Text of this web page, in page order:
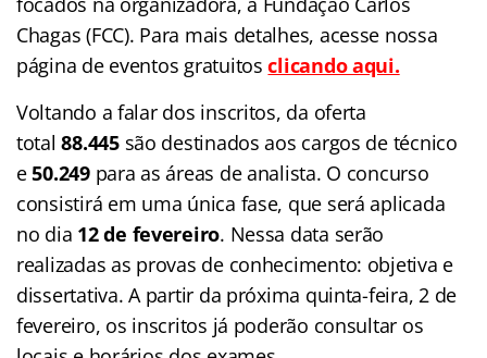
Chagas (FCC). Para mais detalhes, acesse nossa
página de eventos gratuitos clicando aqui.
Voltando a falar dos inscritos, da oferta
total 88.445são destinados aos cargos de técnico
e50.249para as áreas de analista. O concurso
consistirá em uma única fase, que será aplicada
no dia 12 de fevereiro. Nessa data serão
realizadas as provas de conhecimento: objetiva e
dissertativa. A partir da próxima quinta-feira, 2 de
fevereiro, os inscritos já poderão consultar os